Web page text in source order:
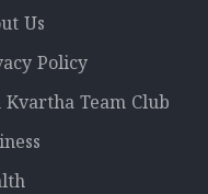
Us
Policy
Kvartha Team Club